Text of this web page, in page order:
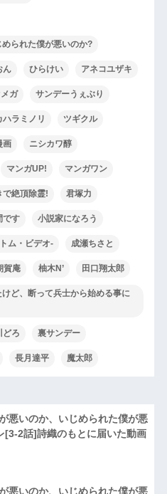
られた僕が悪いのか?
ん ひらけい アネコユザキ
ガ サンデーうぇぶり
ハラミノリ ツギクル
画 ニシカワ醇
マンガUP! マンガワン
で絶頂除霊! 君塚力
です 小説家になろう
ム・ビデオ- 成瀬ちさと
賀庵 柚木N’ 田口翔太郎
ど、断って兵士から始める事に
どろ 裏サンデー
長月達平 魔太郎
悪いのか、いじめられた僕が悪
[3-2話]詩織のもとに届いた動画
悪いのか、いじめられた僕が悪